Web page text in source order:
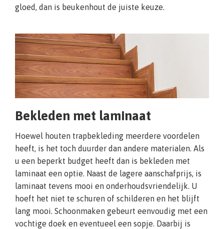
gloed, dan is beukenhout de juiste keuze.
Bekleden met laminaat
Hoewel houten trapbekleding meerdere voordelen
heeft, is het toch duurder dan andere materialen. Als
u een beperkt budget heeft dan is bekleden met
laminaat een optie. Naast de lagere aanschafprijs, is
laminaat tevens mooi en onderhoudsvriendelijk. U
hoeft het niet te schuren of schilderen en het blijft
lang mooi. Schoonmaken gebeurt eenvoudig met een
vochtige doek en eventueel een sopje. Daarbij is